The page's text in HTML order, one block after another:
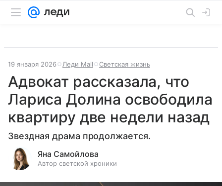
19 января 2026 Леди Mail Светская жизнь
Адвокат рассказала, что
Лариса Долина освободила
квартиру две недели назад
Звездная драма продолжается.
Яна Самойлова
Автор светской хроники